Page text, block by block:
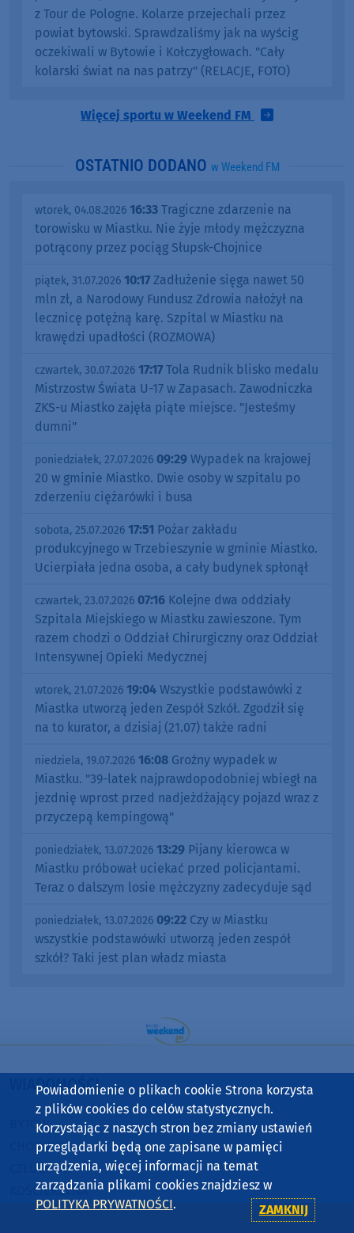
z Tour de Pologne. Kolarze przejechali przez
powiat bytowski. Sprawdzaliśmy jak na wyścig
oczekiwali w Bytowie i Kołczygłowach. "Cały
kolarski świat na nas patrzy" (RELACJE, FOTO)
Więcej sportu w Weekend FM
OSTATNIO DODANO w Weekend FM
wtorek, 04.08.2026 16:33 Tragiczne zdarzenie na
torowisku w Miastku. Nie żyje młody mężczyzna
potrącony przez pociąg Słupsk-Chojnice
piątek, 31.07.2026 10:17 Zadłużenie sięga nawet 50
mln zł, a Narodowy Fundusz Zdrowia nałożył na
lecznicę potężną karę. Szpital w Miastku na
krawędzi upadłości (ROZMOWA)
czwartek, 30.07.2026 17:17 Tola Rudnik blisko medalu
Mistrzostw Świata U-17 w Zapasach. Zawodniczka
ZKS-u Miastko zajęła piąte miejsce. "Jesteśmy
dumni"
poniedziałek, 27.07.2026 09:29 Wypadek na krajowej
20 w gminie Miastko. Dwie osoby w szpitalu po
zderzeniu ciężarówki i busa
sobota, 25.07.2026 17:51 Pożar zakładu
produkcyjnego w Trzebieszynie w gminie Miastko.
Ucierpiała jedna osoba, a cały budynek spłonął
czwartek, 23.07.2026 07:16 Kolejne dwa oddziały
Szpitala Miejskiego w Miastku zawieszone. Tym
razem chodzi o Oddział Chirurgiczny oraz Oddział
Intensywnej Opieki Medycznej
wtorek, 21.07.2026 19:04 Wszystkie podstawówki z
Miastka utworzą jeden Zespół Szkół. Zgodził się
na to kurator, a dzisiaj (21.07) także radni
niedziela, 19.07.2026 16:08 Groźny wypadek w
Miastku. "39-latek najprawdopodobniej wbiegł na
jezdnię wprost przed nadjeżdżający pojazd wraz z
przyczepą kempingową"
poniedziałek, 13.07.2026 13:29 Pijany kierowca w
Miastku próbował uciekać przed policjantami.
Teraz o dalszym losie mężczyzny zadecyduje sąd
poniedziałek, 13.07.2026 09:22 Czy w Miastku
wszystkie podstawówki utworzą jeden zespół
szkół? Taki jest plan władz miasta
WIADOMOŚCI
BYTÓW
CHOJNICE
CZŁUCHÓW
KOŚCIERZYNA
SĘPÓLNO KRAJEŃSKIE
Powiadomienie o plikach cookie Strona korzysta
z plików cookies do celów statystycznych.
Korzystając z naszych stron bez zmiany ustawień
przeglądarki będą one zapisane w pamięci
urządzenia, więcej informacji na temat
zarządzania plikami cookies znajdziesz w
POLITYKA PRYWATNOŚCI. ZAMKNIJ